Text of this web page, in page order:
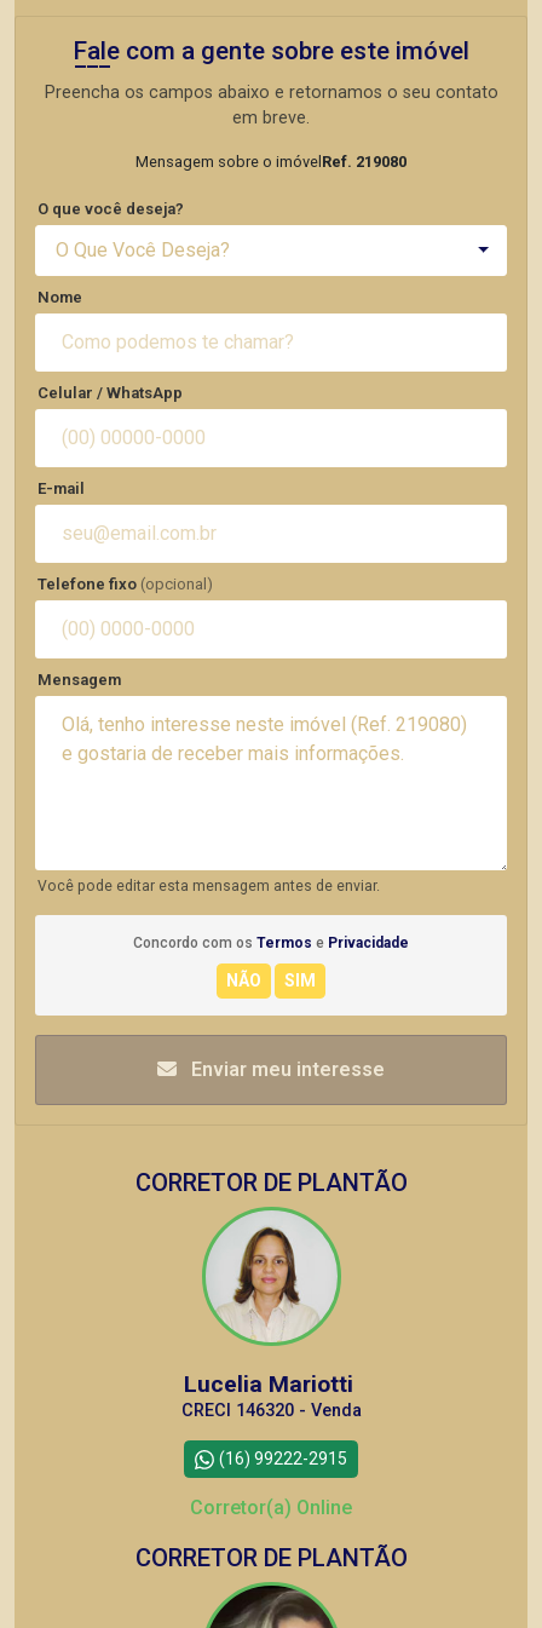
Fale com a gente sobre este imóvel
Preencha os campos abaixo e retornamos o seu contato
em breve.
Mensagem sobre o imóvel Ref. 219080
O que você deseja?
O Que Você Deseja?
Nome
Celular / WhatsApp
E-mail
Telefone fixo (opcional)
Mensagem
Você pode editar esta mensagem antes de enviar.
Concordo com os Termos e Privacidade
Enviar meu interesse
CORRETOR DE PLANTÃO
Lucelia Mariotti
CRECI 146320 - Venda
(16) 99222-2915
Corretor(a) Online
CORRETOR DE PLANTÃO